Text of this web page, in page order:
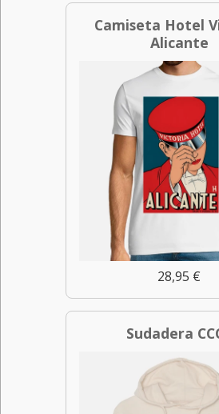
Camiseta Hotel
Alicante
28,95 €
Sudadera